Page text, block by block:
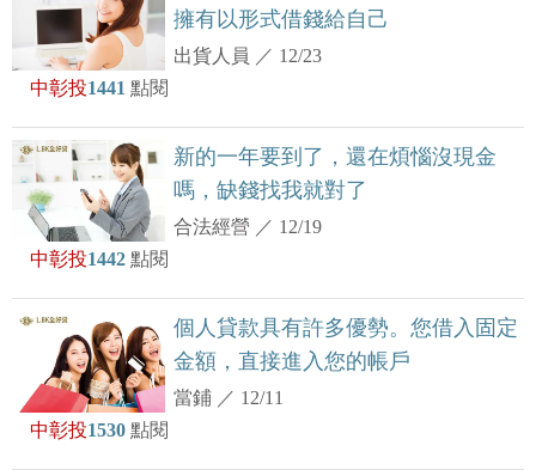
擁有以形式借錢給自己
出貨人員 ／ 12/23
中彰投1441 點閱
新的一年要到了，還在煩惱沒現金
嗎，缺錢找我就對了
合法經營 ／ 12/19
中彰投1442 點閱
個人貸款具有許多優勢。您借入固定
金額，直接進入您的帳戶
當鋪 ／ 12/11
中彰投1530 點閱